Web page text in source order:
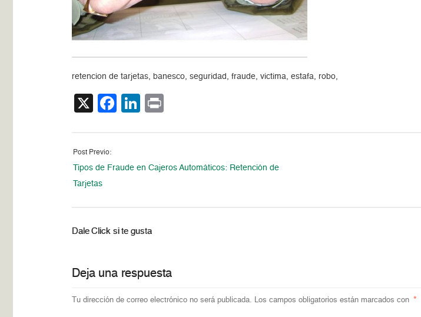
retencion de tarjetas, banesco, seguridad, fraude, victima, estafa, robo,
X Facebook
LinkedIn
Post Previo:
Tipos de Fraude en Cajeros Automáticos: Retención de
Tarjetas
Dale Click si te gusta
Deja una respuesta
Tu dirección de correo electrónico no será publicada. Los campos obligatorios están marcados con *